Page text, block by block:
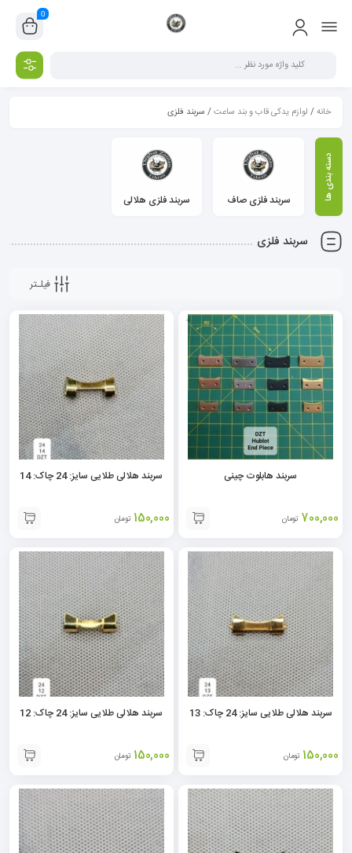
0
خانه/ لوازم یدکی قاب و بند ساعت/ سربند فلزی
سربند فلزی صاف سربند فلزی هلالی
سربند فلزی
فیلـتر
+
سربند هابلوت چینی
700,000 تومان
سربند هلالی طلایی سایز: 24 چاک: 14
150,000 تومان
سربند هلالی طلایی سایز: 24 چاک: 13
150,000 تومان
سربند هلالی طلایی سایز: 24 چاک: 12
150,000 تومان